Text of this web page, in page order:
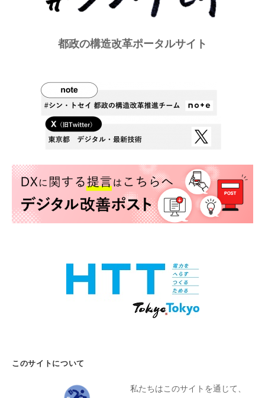
都政の構造改革ポータルサイト
このサイトについて
私たちはこのサイトを通じて、